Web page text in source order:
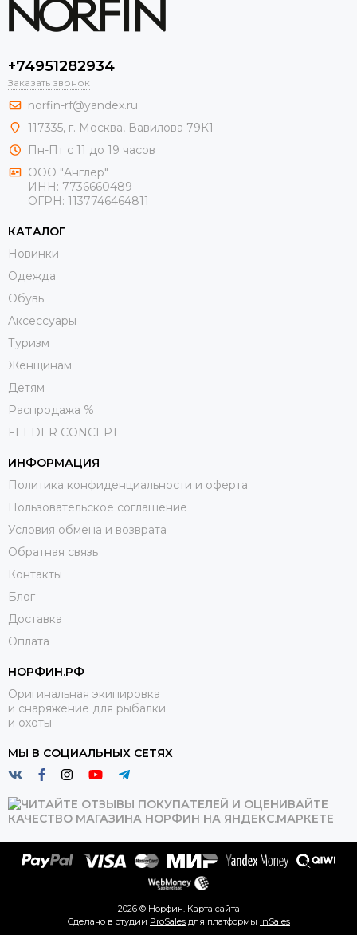
+74951282934
Заказать звонок
norfin-rf@yandex.ru
117335, г. Москва, Вавилова 79К1
Пн-Пт с 11 до 19 часов
ООО "Англер"
ИНН: 7736660489
ОГРН: 1137746464811
КАТАЛОГ
Новинки
Одежда
Обувь
Aксессуары
Туризм
Женщинам
Детям
Распродажа %
FEEDER CONCEPT
ИНФОРМАЦИЯ
Политика конфиденциальности и оферта
Пользовательское соглашение
Условия обмена и возврата
Обратная связь
Контакты
Блог
Доставка
Оплата
НОРФИН.РФ
Оригинальная экипировка
и снаряжение для рыбалки
и охоты
МЫ В СОЦИАЛЬНЫХ СЕТЯХ
2026 © Норфин. Карта сайта
Сделано в студии ProSales для платформы InSales